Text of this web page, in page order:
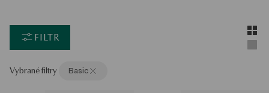
FILTR
Vybrané filtry Basic